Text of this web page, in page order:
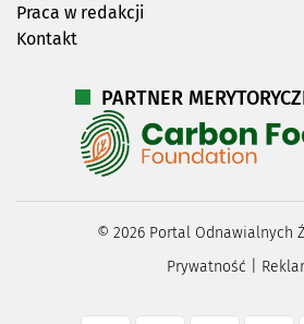
Praca w redakcji
Kontakt
PARTNER
© 2026Portal Odnawialnych
Prywatność